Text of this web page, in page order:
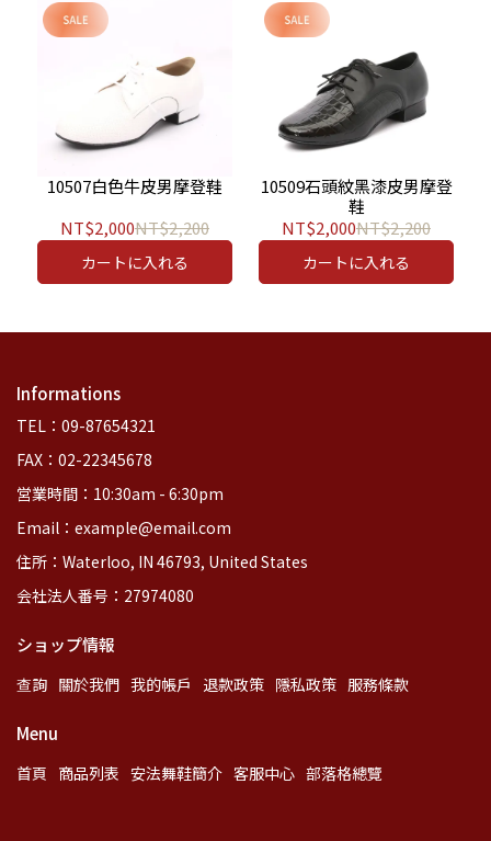
10507白色牛皮男摩登鞋
NT$2,000NT$2,200
カートに入れる
10509石頭紋黑漆皮男摩登
鞋
NT$2,000NT$2,200
カートに入れる
Informations
TEL：09-87654321
FAX：02-22345678
営業時間：10:30am - 6:30pm
Email：example@email.com
住所：Waterloo, IN 46793, United States
会社法人番号：27974080
ショップ情報
查詢 關於我們 我的帳戶 退款政策 隱私政策 服務條款
Menu
首頁 商品列表 安法舞鞋簡介 客服中心 部落格總覽